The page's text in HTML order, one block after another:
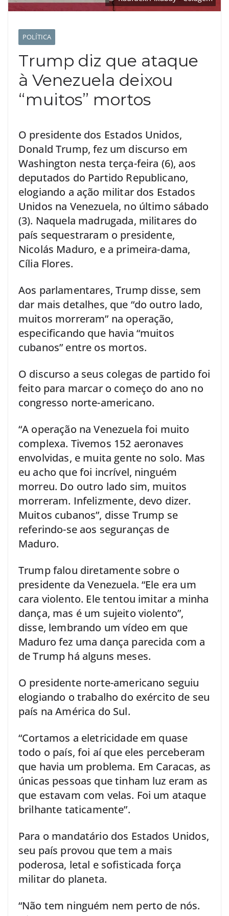
POLÍTICA
Trump diz que ataque
à Venezuela deixou
“muitos” mortos
O presidente dos Estados Unidos,
Donald Trump, fez um discurso em
Washington nesta terça-feira (6), aos
deputados do Partido Republicano,
elogiando a ação militar dos Estados
Unidos na Venezuela, no último sábado
(3). Naquela madrugada, militares do
país sequestraram o presidente,
Nicolás Maduro, e a primeira-dama,
Cília Flores.
Aos parlamentares, Trump disse, sem
dar mais detalhes, que “do outro lado,
muitos morreram” na operação,
especificando que havia “muitos
cubanos” entre os mortos.
O discurso a seus colegas de partido foi
feito para marcar o começo do ano no
congresso norte-americano.
“A operação na Venezuela foi muito
complexa. Tivemos 152 aeronaves
envolvidas, e muita gente no solo. Mas
eu acho que foi incrível, ninguém
morreu. Do outro lado sim, muitos
morreram. Infelizmente, devo dizer.
Muitos cubanos”, disse Trump se
referindo-se aos seguranças de
Maduro.
Trump falou diretamente sobre o
presidente da Venezuela. “Ele era um
cara violento. Ele tentou imitar a minha
dança, mas é um sujeito violento”,
disse, lembrando um vídeo em que
Maduro fez uma dança parecida com a
de Trump há alguns meses.
O presidente norte-americano seguiu
elogiando o trabalho do exército de seu
país na América do Sul.
“Cortamos a eletricidade em quase
todo o país, foi aí que eles perceberam
que havia um problema. Em Caracas, as
únicas pessoas que tinham luz eram as
que estavam com velas. Foi um ataque
brilhante taticamente”.
Para o mandatário dos Estados Unidos,
seu país provou que tem a mais
poderosa, letal e sofisticada força
militar do planeta.
“Não tem ninguém nem perto de nós.